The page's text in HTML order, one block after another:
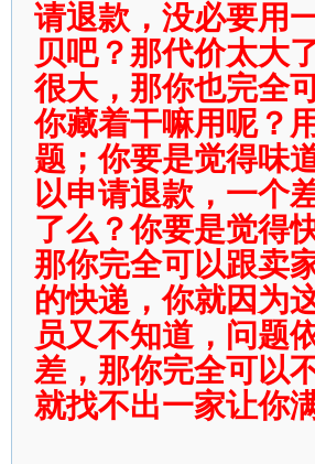
请退款，没必要用
贝吧？那代价太大
很大，那你也完全
你藏着干嘛用呢？
题；你要是觉得味
以申请退款，一个
了么？你要是觉得
那你完全可以跟卖
的快递，你就因为
员又不知道，问题
差，那你完全可以
就找不出一家让你